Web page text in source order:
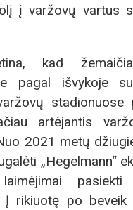
į varžovų vartus
kad
pagal išvykoje
artėjantis
2021 metų
„Hegelmann“
pasiekti
Į rikiuotę po beveik